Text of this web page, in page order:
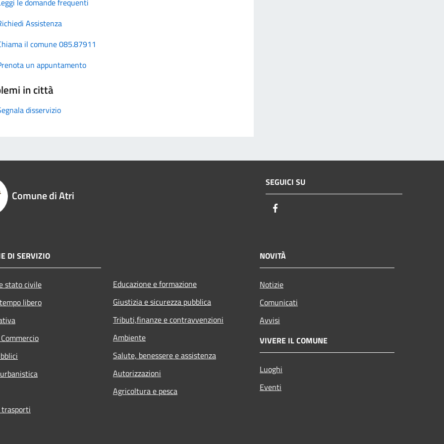
Assistenza
il comune 085.87911
un appuntamento
in città
disservizio
Comune di Atri
SEGUICI SU
DI SERVIZIO
stato civile
libero
Educazione e formazione
Giustizia e sicurezza pubblica
Tributi,finanze e contravvenzioni
Ambiente
Salute, benessere e assistenza
Autorizzazioni
Agricoltura e pesca
NOVITÀ
Notizie
Comunicati
Avvisi
VIVERE IL COMUNE
Luoghi
Eventi